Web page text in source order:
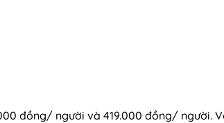
đồng/ người và 419.000 đồng/ người.